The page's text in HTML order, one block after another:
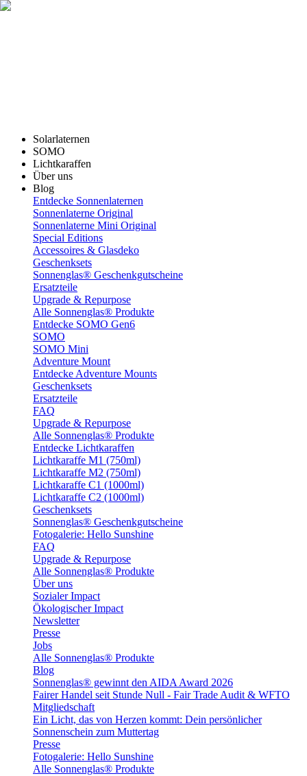
Solarlaternen
SOMO
Lichtkaraffen
Über uns
Blog
Entdecke Sonnenlaternen
Sonnenlaterne Original
Sonnenlaterne Mini Original
Special Editions
Accessoires & Glasdeko
Geschenksets
Sonnenglas® Geschenkgutscheine
Ersatzteile
Upgrade & Repurpose
Alle Sonnenglas® Produkte
Entdecke SOMO Gen6
SOMO
SOMO Mini
Adventure Mount
Entdecke Adventure Mounts
Geschenksets
Ersatzteile
FAQ
Upgrade & Repurpose
Alle Sonnenglas® Produkte
Entdecke Lichtkaraffen
Lichtkaraffe M1 (750ml)
Lichtkaraffe M2 (750ml)
Lichtkaraffe C1 (1000ml)
Lichtkaraffe C2 (1000ml)
Geschenksets
Sonnenglas® Geschenkgutscheine
Fotogalerie: Hello Sunshine
FAQ
Upgrade & Repurpose
Alle Sonnenglas® Produkte
Über uns
Sozialer Impact
Ökologischer Impact
Newsletter
Presse
Jobs
Alle Sonnenglas® Produkte
Blog
Sonnenglas® gewinnt den AIDA Award 2026
Fairer Handel seit Stunde Null - Fair Trade Audit & WFTO
Mitgliedschaft
Ein Licht, das von Herzen kommt: Dein persönlicher
Sonnenschein zum Muttertag
Presse
Fotogalerie: Hello Sunshine
Alle Sonnenglas® Produkte